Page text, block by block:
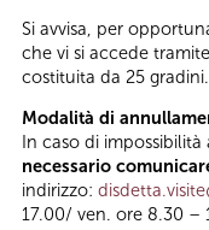
Si avvisa, per
che vi si accede
costituita da 25 gradini.
Modalità di
In caso di
necessario
indirizzo:
17.00/ ven. ore 8.30 –